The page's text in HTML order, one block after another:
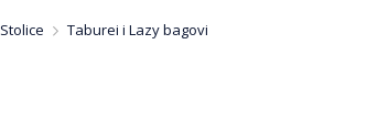
Stolice Taburei i Lazy bagovi